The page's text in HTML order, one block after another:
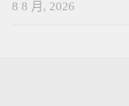
8 8 月, 2026